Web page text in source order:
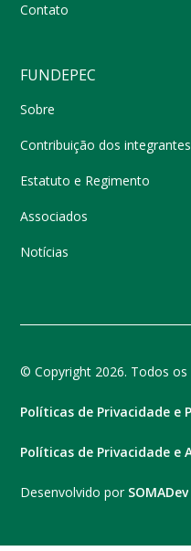
Contato
FUNDEPEC
Sobre
Contribuição dos
Estatuto e Regimento
Associados
Notícias
© Copyright 2026. Todos os
Políticas de Privacidade e
Políticas de Privacidade e
Desenvolvido por SOMADev